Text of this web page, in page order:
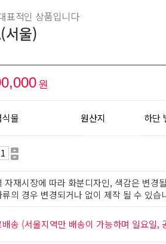
표적인 상품입니다
서울)
원
물 원산지 하단
자재시장에 따라 화분디자인, 색감은 변경
류의 경우 변경되거나 없이 제작 될 수 있습
배송 (서울지역만 배송이 가능하며 일요일,